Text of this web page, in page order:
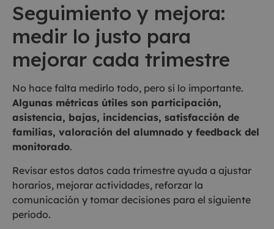
Seguimiento y mejora:
medir lo justo para
mejorar cada trimestre
No hace falta medirlo todo, pero sí lo importante.
Algunas métricas útiles son participación,
asistencia, bajas, incidencias, satisfacción de
familias, valoración del alumnado y feedback del
monitorado.
Revisar estos datos cada trimestre ayuda a ajustar
horarios, mejorar actividades, reforzar la
comunicación y tomar decisiones para el siguiente
periodo.